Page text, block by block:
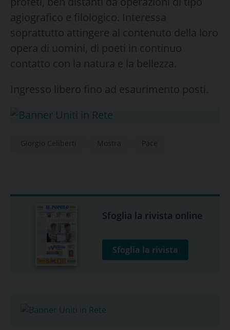
agiografico e filologico. Interessa
soprattutto attingere al contenuto della loro
opera di uomini, di poeti in continuo
contatto con la natura e la bellezza.
Ingresso libero fino ad esaurimento posti.
Giorgio Celiberti Mostra Pace
Sfoglia la rivista online
Sfoglia la rivista